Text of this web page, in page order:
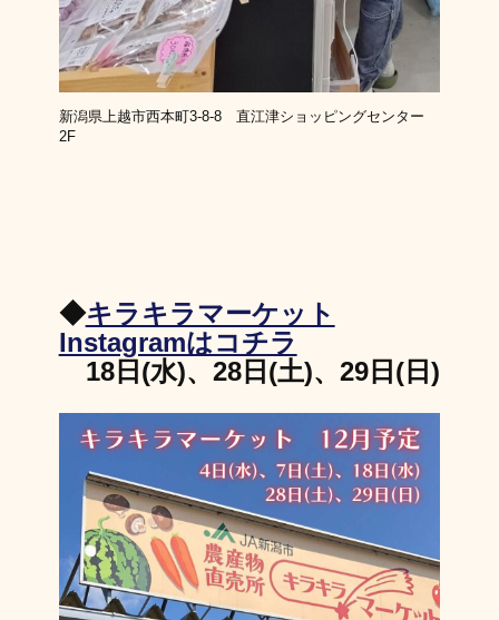
新潟県上越市西本町3-8-8 直江津ショッピングセンター
2F
◆キラキラマーケット
Instagramはコチラ
18日(水)、28日(土)、29日(日)